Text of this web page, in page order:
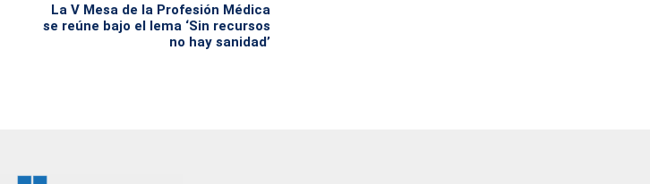
La V Mesa de la Profesión Médica
se reúne bajo el lema ‘Sin recursos
no hay sanidad’